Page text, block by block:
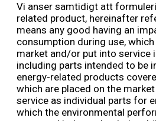
Vi anser samtidigt att
related product, hereinafter
means any good having an
consumption during use,
market and/or put into service
including parts intended to be
energy-related products
which are placed on the
service as individual parts for
which the environmental